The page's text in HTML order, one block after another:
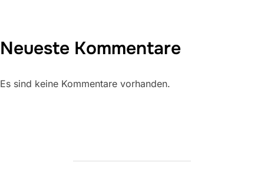
Neueste Kommentare
Es sind keine Kommentare vorhanden.